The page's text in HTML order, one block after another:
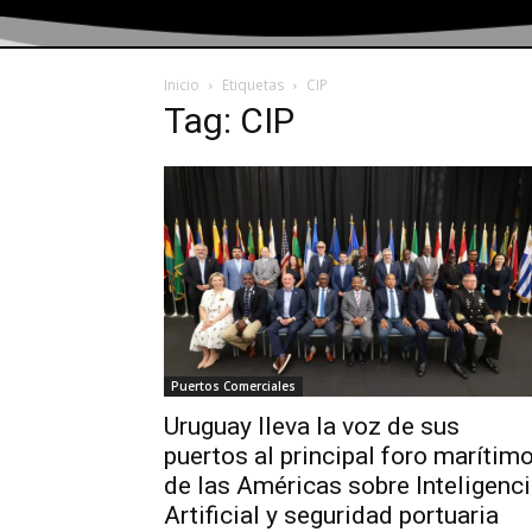
Inicio Etiquetas CIP
Tag: CIP
Puertos Comerciales
Uruguay lleva la voz de sus
puertos al principal foro
de las Américas sobre
Artificial y seguridad portuaria